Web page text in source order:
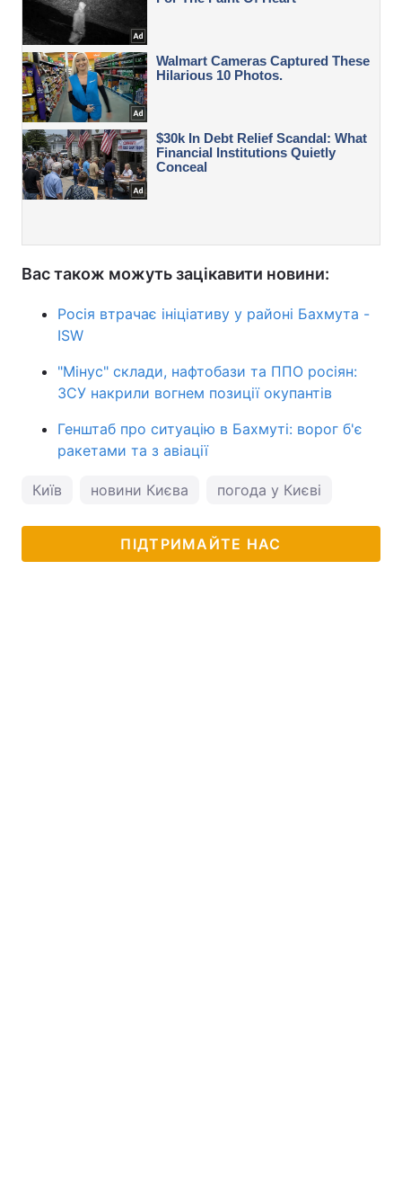
Вас також можуть зацікавити новини:
Росія втрачає ініціативу у районі Бахмута -
ISW
"Мінус" склади, нафтобази та ППО росіян:
ЗСУ накрили вогнем позиції окупантів
Генштаб про ситуацію в Бахмуті: ворог б'є
ракетами та з авіації
Київ новини Києва погода у Києві
ПІДТРИМАЙТЕ НАС